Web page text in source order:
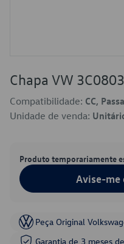
Chapa VW
Compatibilidade: CC,
Unidade de venda:
Produto temporariamente
Avise-me
Peça Original
Garantia de 3 meses